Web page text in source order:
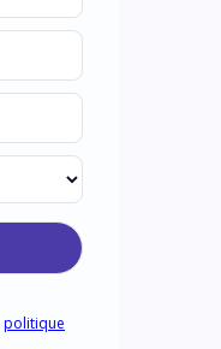
politique